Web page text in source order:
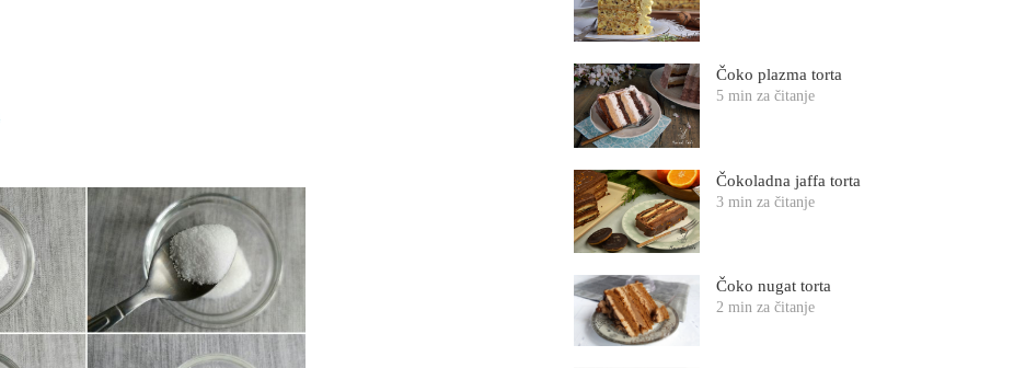
Čoko plazma torta
5 min za čitanje
Čokoladna jaffa torta
3 min za čitanje
Čoko nugat torta
2 min za čitanje